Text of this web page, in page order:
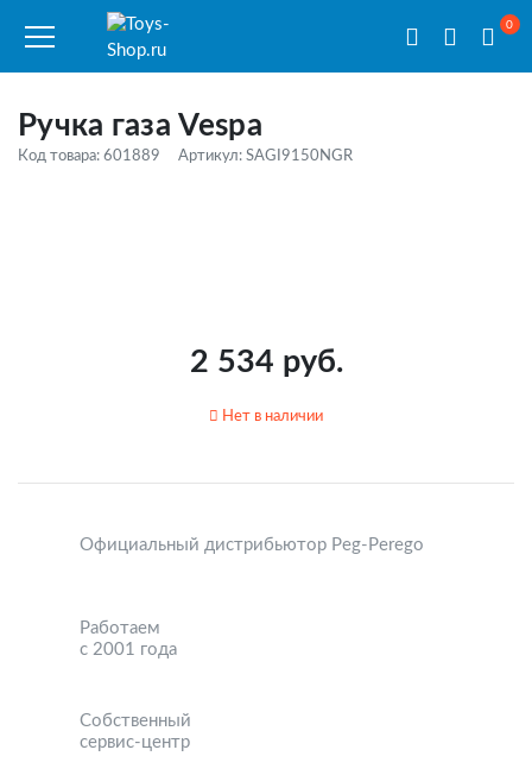
0
Ручка газа Vespa
Код товара: 601889 Артикул: SAGI9150NGR
2 534 руб.
Нет в наличии
Официальный дистрибьютор Peg-Perego
Работаем
с 2001 года
Собственный
сервис-центр